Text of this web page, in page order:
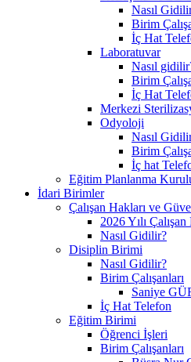
Nasıl
Birim
İç Hat
Laboratuvar
Nasıl
Birim
İç Hat
Merkezi
Odyoloji
Nasıl
Birim
İç hat
Eğitim Planlanma
İdari Birimler
Çalışan Hakları ve
2026 Yılı
Nasıl Gidilir?
Disiplin Birimi
Nasıl Gidilir?
Birim Çalışanları
Saniye
İç Hat Telefon
Eğitim Birimi
Öğrenci İşleri
Birim Çalışanları